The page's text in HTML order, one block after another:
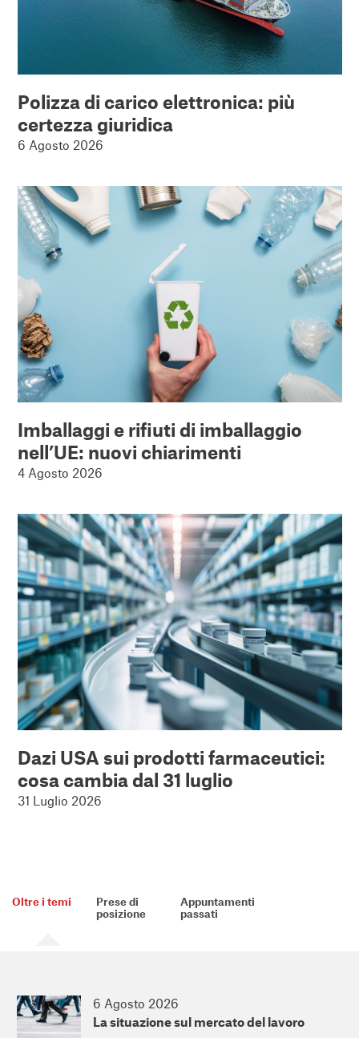
Polizza di carico elettronica: più
certezza giuridica
6 Agosto 2026
Imballaggi e rifiuti di imballaggio
nell’UE: nuovi chiarimenti
4 Agosto 2026
Dazi USA sui prodotti farmaceutici:
cosa cambia dal 31 luglio
31 Luglio 2026
Oltre i temi
Prese di
posizione
Appuntamenti
passati
6 Agosto 2026
La situazione sul mercato del lavoro